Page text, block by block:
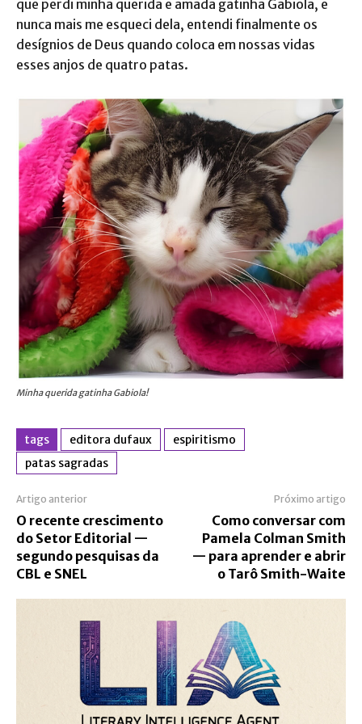
que perdi minha querida e amada gatinha Gabiola, e
nunca mais me esqueci dela, entendi finalmente os
desígnios de Deus quando coloca em nossas vidas
esses anjos de quatro patas.
Minha querida gatinha Gabiola!
tags editora dufaux
espiritismo
patas sagradas
Artigo anterior
O recente crescimento
do Setor Editorial —
segundo pesquisas da
CBL e SNEL
Próximo artigo
Como conversar com
Pamela Colman Smith
— para aprender e abrir
o Tarô Smith-Waite